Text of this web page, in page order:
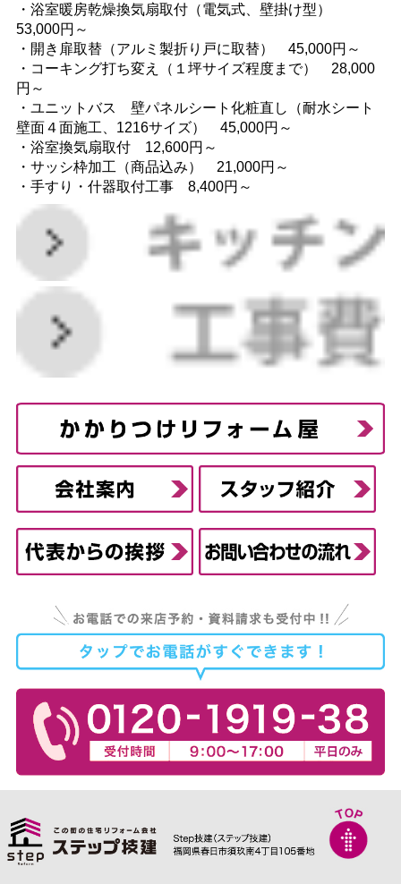
・浴室暖房乾燥換気扇取付（電気式、壁掛け型）
53,000円～
・開き扉取替（アルミ製折り戸に取替） 45,000円～
・コーキング打ち変え（１坪サイズ程度まで） 28,000
円～
・ユニットバス 壁パネルシート化粧直し（耐水シート
壁面４面施工、1216サイズ） 45,000円～
・浴室換気扇取付 12,600円～
・サッシ枠加工（商品込み） 21,000円～
・手すり・什器取付工事 8,400円～